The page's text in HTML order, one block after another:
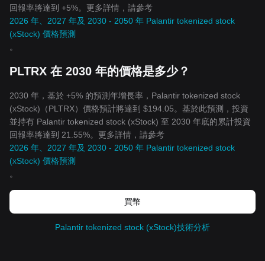
回報率將達到 +5%。更多詳情，請參考
2026 年、2027 年及 2030 - 2050 年 Palantir tokenized stock
(xStock) 價格預測
。
PLTRX 在 2030 年的價格是多少？
2030 年，基於 +5% 的預測年增長率，Palantir tokenized stock
(xStock)（PLTRX）價格預計將達到 $194.05。基於此預測，投資
並持有 Palantir tokenized stock (xStock) 至 2030 年底的累計投資
回報率將達到 21.55%。更多詳情，請參考
2026 年、2027 年及 2030 - 2050 年 Palantir tokenized stock
(xStock) 價格預測
。
買幣
Palantir tokenized stock (xStock)技術分析